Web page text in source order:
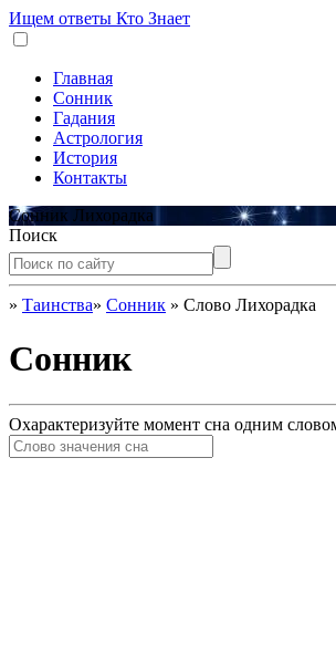
Ищем ответы Кто Знает
Главная
Сонник
Гадания
Астрология
История
Контакты
Сонник Лихорадка
Поиск
» Таинства» Сонник » Слово Лихорадка
Сонник
Охарактеризуйте момент сна одним